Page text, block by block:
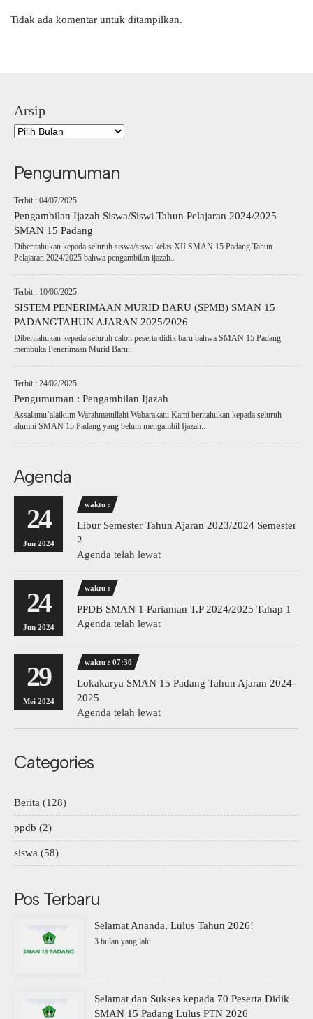
Tidak ada komentar untuk ditampilkan.
Arsip
Pengumuman
Terbit : 04/07/2025
Pengambilan Ijazah Siswa/Siswi Tahun Pelajaran 2024/2025
SMAN 15 Padang
Diberitahukan kepada seluruh siswa/siswi kelas XII SMAN 15 Padang Tahun
Pelajaran 2024/2025 bahwa pengambilan ijazah..
Terbit : 10/06/2025
SISTEM PENERIMAAN MURID BARU (SPMB) SMAN 15
PADANGTAHUN AJARAN 2025/2026
Diberitahukan kepada seluruh calon peserta didik baru bahwa SMAN 15 Padang
membuka Penerimaan Murid Baru..
Terbit : 24/02/2025
Pengumuman : Pengambilan Ijazah
Assalamu’alaikum Warahmatullahi Wabarakatu Kami beritahukan kepada seluruh
alumni SMAN 15 Padang yang belum mengambil Ijazah..
Agenda
24
Jun 2024
waktu :
Libur Semester Tahun Ajaran 2023/2024 Semester
2
Agenda telah lewat
24
Jun 2024
waktu :
PPDB SMAN 1 Pariaman T.P 2024/2025 Tahap 1
Agenda telah lewat
29
Mei 2024
waktu : 07:30
Lokakarya SMAN 15 Padang Tahun Ajaran 2024-
2025
Agenda telah lewat
Categories
Berita (128)
ppdb (2)
siswa (58)
Pos Terbaru
Selamat Ananda, Lulus Tahun 2026!
3 bulan yang lalu
Selamat dan Sukses kepada 70 Peserta Didik
SMAN 15 Padang Lulus PTN 2026